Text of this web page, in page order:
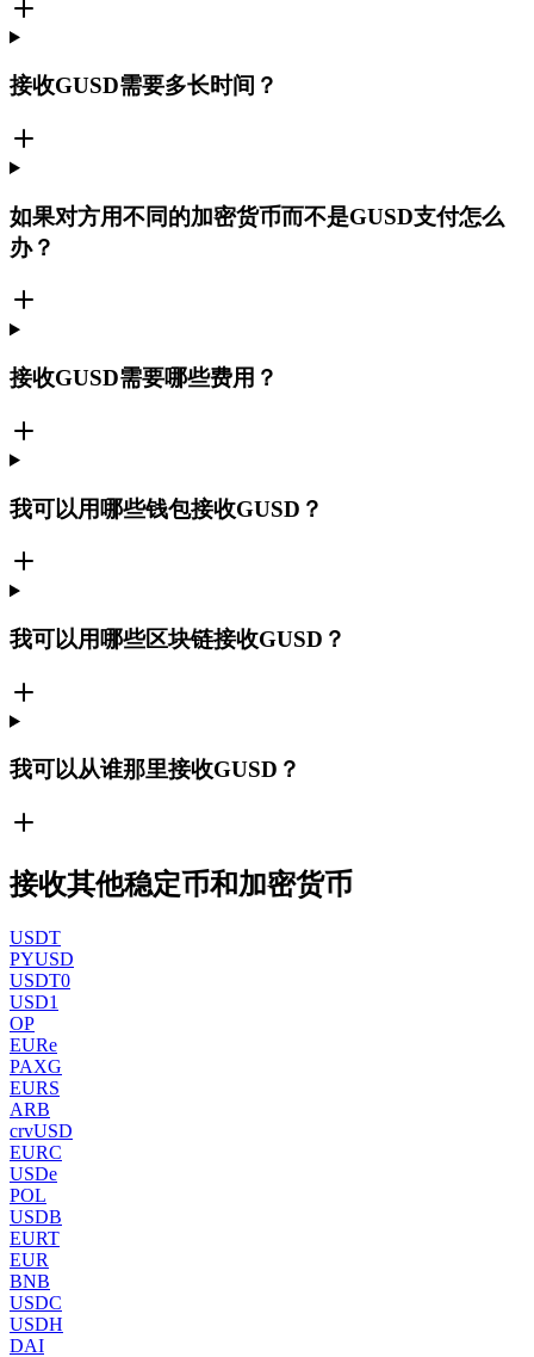
接收GUSD需要多长时间？
如果对方用不同的加密货币而不是GUSD支付怎么
办？
接收GUSD需要哪些费用？
我可以用哪些钱包接收GUSD？
我可以用哪些区块链接收GUSD？
我可以从谁那里接收GUSD？
接收其他稳定币和加密货币
USDT
PYUSD
USDT0
USD1
OP
EURe
PAXG
EURS
ARB
crvUSD
EURC
USDe
POL
USDB
EURT
EUR
BNB
USDC
USDH
DAI